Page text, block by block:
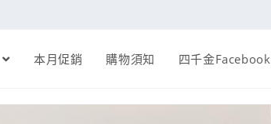
本月促銷 購物須知 四千金Facebook